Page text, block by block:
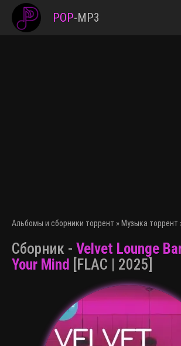
POP-MP3
Альбомы и сборники торрент » Музыка торрент
Сборник - Velvet Lounge
Your Mind
[FLAC | 2025]